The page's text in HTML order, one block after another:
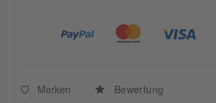
Merken Bewertung